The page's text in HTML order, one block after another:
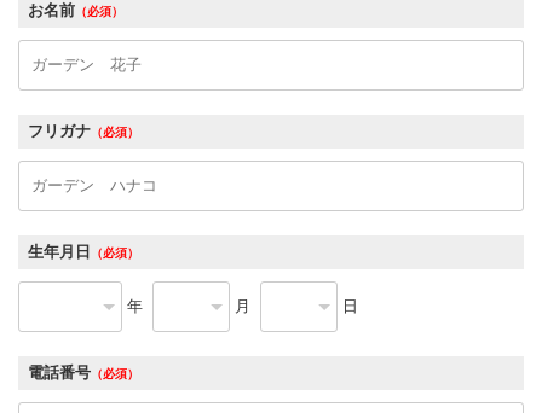
お名前 （必須）
フリガナ （必須）
生年月日 （必須）
年 月 日
電話番号 （必須）